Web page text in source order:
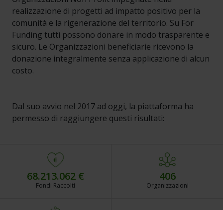
realizzazione di progetti ad impatto positivo per la
comunità e la rigenerazione del territorio. Su For
Funding tutti possono donare in modo trasparente e
sicuro. Le Organizzazioni beneficiarie ricevono la
donazione integralmente senza applicazione di alcun
costo.
Dal suo avvio nel 2017 ad oggi, la piattaforma ha
permesso di raggiungere questi risultati:
68.213.062 €
Fondi Raccolti
406
Organizzazioni